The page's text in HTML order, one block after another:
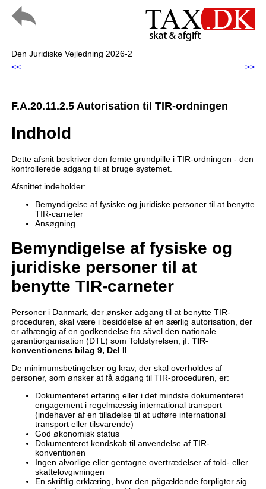
Den Juridiske Vejledning 2026-2
<<
>>
F.A.20.11.2.5 Autorisation til TIR-ordningen
Indhold
Dette afsnit beskriver den femte grundpille i TIR-ordningen - den
kontrollerede adgang til at bruge systemet.
Afsnittet indeholder:
Bemyndigelse af fysiske og juridiske personer til at benytte
TIR-carneter
Ansøgning.
Bemyndigelse af fysiske og
juridiske personer til at
benytte TIR-carneter
Personer i Danmark, der ønsker adgang til at benytte TIR-
proceduren, skal være i besiddelse af en særlig autorisation, der
er afhængig af en godkendelse fra såvel den nationale
garantiorganisation (DTL) som Toldstyrelsen, jf. TIR-
konventionens bilag 9, Del II
De minimumsbetingelser og krav, der skal overholdes af
personer, som ønsker at få adgang til TIR-proceduren, er:
Dokumenteret erfaring eller i det mindste dokumenteret
engagement i regelmæssig international transport
(indehaver af en tilladelse til at udføre international
transport eller tilsvarende)
God økonomisk status
Dokumenteret kendskab til anvendelse af TIR-
konventionen
Ingen alvorlige eller gentagne overtrædelser af told- eller
skattelovgivningen
En skriftlig erklæring, hvor den pågældende forpligter sig